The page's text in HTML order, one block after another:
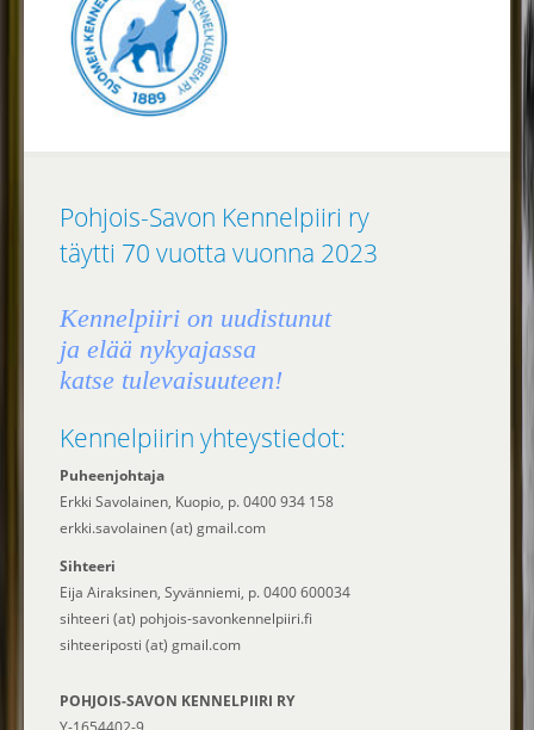
Pohjois-Savon Kennelpiiri ry
täytti 70 vuotta vuonna 2023
Kennelpiiri on uudistunut
ja elää nykyajassa
katse tulevaisuuteen!
Kennelpiirin yhteystiedot:
Puheenjohtaja
Erkki Savolainen, Kuopio, p. 0400 934 158
erkki.savolainen (at) gmail.com
Sihteeri
Eija Airaksinen, Syvänniemi, p. 0400 600034
sihteeri (at) pohjois-savonkennelpiiri.fi
sihteeriposti (at) gmail.com
POHJOIS-SAVON KENNELPIIRI RY